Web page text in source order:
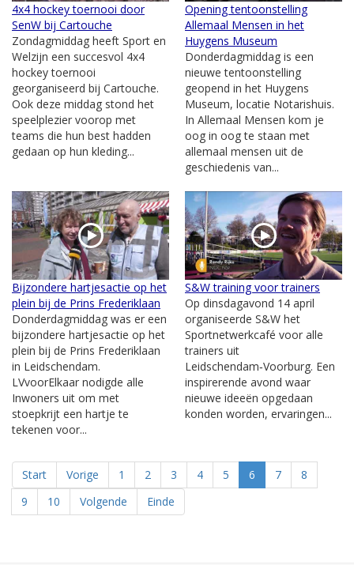
4x4 hockey toernooi door
SenW bij Cartouche
Zondagmiddag heeft Sport en
Welzijn een succesvol 4x4
hockey toernooi
georganiseerd bij Cartouche.
Ook deze middag stond het
speelplezier voorop met
teams die hun best hadden
gedaan op hun kleding...
Opening tentoonstelling
Allemaal Mensen in het
Huygens Museum
Donderdagmiddag is een
nieuwe tentoonstelling
geopend in het Huygens
Museum, locatie Notarishuis.
In Allemaal Mensen kom je
oog in oog te staan met
allemaal mensen uit de
geschiedenis van...
Bijzondere hartjesactie op het
plein bij de Prins Frederiklaan
Donderdagmiddag was er een
bijzondere hartjesactie op het
plein bij de Prins Frederiklaan
in Leidschendam.
LVvoorElkaar nodigde alle
Inwoners uit om met
stoepkrijt een hartje te
tekenen voor...
S&W training voor trainers
Op dinsdagavond 14 april
organiseerde S&W het
Sportnetwerkcafé voor alle
trainers uit
Leidschendam‑Voorburg. Een
inspirerende avond waar
nieuwe ideeën opgedaan
konden worden, ervaringen...
Start Vorige 1 2 3 4 5 6 7
8
9
10 Volgende Einde